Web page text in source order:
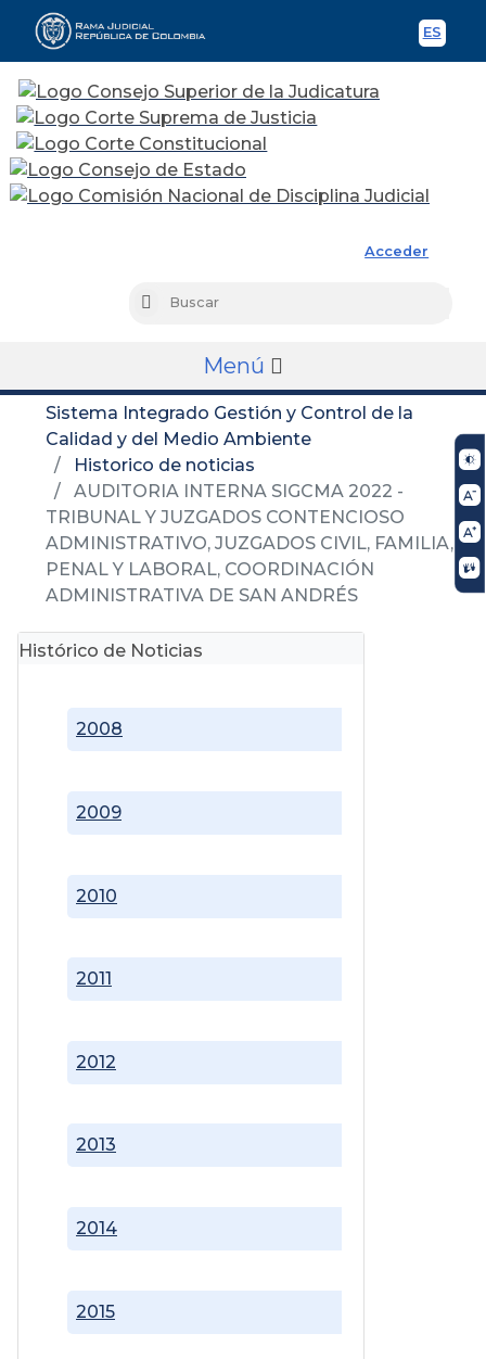
ES
Acceder
Buscar
Menú
Sistema Integrado Gestión y Control de la
Calidad y del Medio Ambiente
Historico de noticias
AUDITORIA INTERNA SIGCMA 2022 -
TRIBUNAL Y JUZGADOS CONTENCIOSO
ADMINISTRATIVO, JUZGADOS CIVIL, FAMILIA,
PENAL Y LABORAL, COORDINACIÓN
ADMINISTRATIVA DE SAN ANDRÉS
Histórico de Noticias
2008
2009
2010
2011
2012
2013
2014
2015